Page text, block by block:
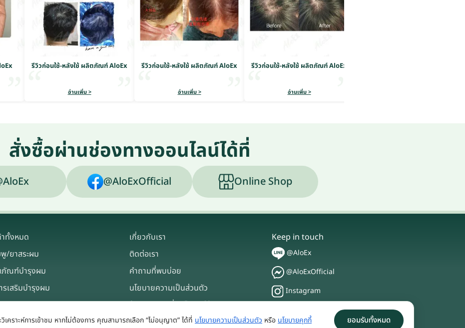
รีวิวก่อนใช้-หลังใช้ ผลิตภัณฑ์ AloEx
อ่านเพิ่ม >
รีวิวก่อนใช้-หลังใช้ ผลิตภัณฑ์ AloEx
อ่านเพิ่ม >
รีวิวก่อนใช้-หลังใช้ ผลิตภัณฑ์ AloEx
อ่านเพิ่ม >
สั่งซื้อผ่านช่องทางออนไลน์ได้ที่
@AloExOfficial Online Shop
ทั้งหมด
/ยาสระผม
ณฑ์บำรุงผม
รเสริมบำรุงผม
เกี่ยวกับเรา
ติดต่อเรา
คำถามที่พบบ่อย
นโยบายความเป็นส่วนตัว
ข้อตกลงและเงื่อนไขการใช้งาน
Keep in touch
@AloEx
@AloExOfficial
Instagram
คราะห์การเข้าชม หากไม่ต้องการ คุณสามารถเลือก “ไม่อนุญาต” ได้ที่ นโยบายความเป็นส่วนตัว หรือ นโยบายคุกกี้ ยอมรับทั้งหมด